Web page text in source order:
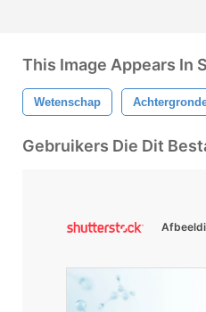
This Image Appears In
Wetenschap
Gebruikers Die Dit